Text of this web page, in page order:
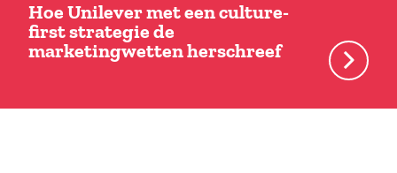
Hoe Unilever met een culture-
first strategie de
marketingwetten herschreef